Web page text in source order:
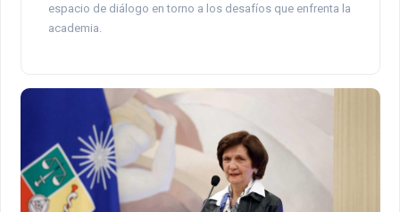
espacio de diálogo en torno a los desafíos que enfrenta la
academia.